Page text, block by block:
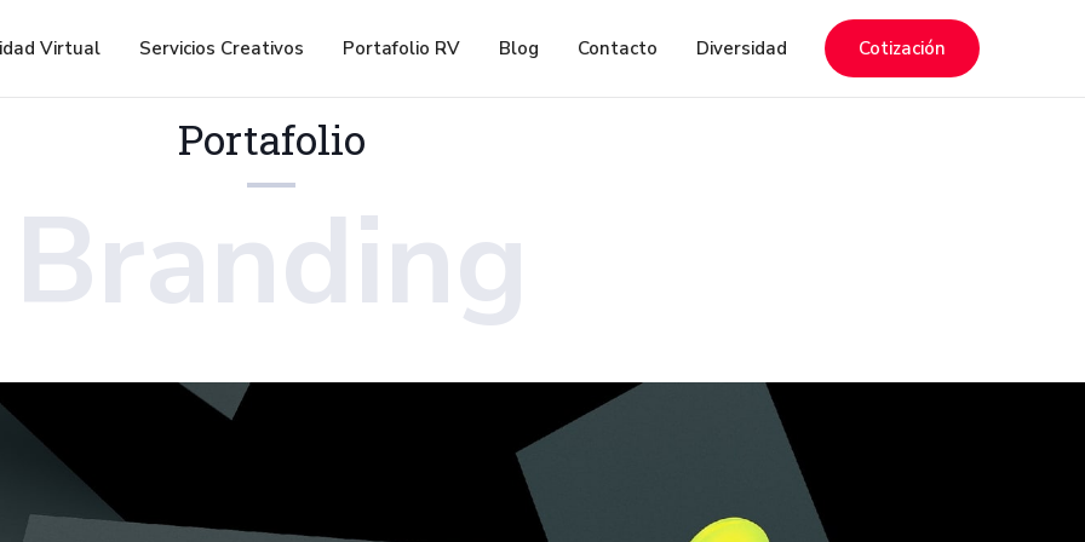
Virtual Servicios Creativos Portafolio RV Blog Contacto Diversidad Cotización
Portafolio
Branding